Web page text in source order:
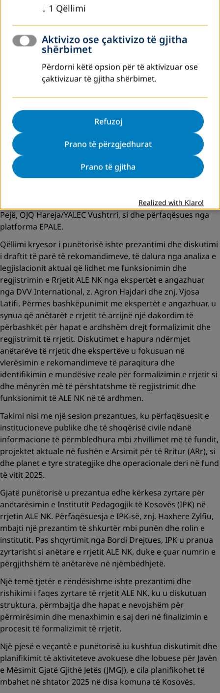
Më 10 korrik 2025, u mbajt punëtoria njëditore e Rrjetit për
Arsimin dhe Edukimin e të Rriturve në Kosovë – ALE NK, e
Në këtë punëtori morën pjesë 16 persona, përfaqësues të
institucioneve publike si: Ministria e Arsimit, Shkencës,
Teknologjisë dhe Inovacionit (MASHTI), Agjencia për Arsim
dhe Aftësim Profesional dhe Arsimin e të Rriturve
(AAAPARr), Agjencia e Punësimit e Republikës së Kosovës
(APRK), si dhe organizata të shoqërisë civile, përfshirë: DVV
Europian i Kosovës (ECK), OJQ THY/YALEC Prizren, YALEC
Pejë, OJQ Hareja/YALEC Vushtrri, si dhe përfaqësues nga
platforma EPALE.
Qëllimi kryesor i punëtorisë ishte prezantimi dhe diskutimi
i draftit të parë të rekomandimeve, të dalura nga analiza e
legjislacionit aktual që lidhet me funksionimin dhe
regjistrimin e Rrjetit ALE NK nga ekspertët e angazhuar
nga DVV International, z. Agron Hajdari dhe znj. Vjosa
Latifi. Përmes bashkëpunimit me ekspertët e angazhuar, u
synua që anëtarët e rrjetit të arrijnë një dakordim të
përbashkët për hapat e ardhshëm drejt formalizimit dhe
regjistrimit të rrjetit. Diskutimet e hapura ndërmjet
anëtarëve të rrjetit dhe ekspertëve u fokusuan në
vlerësimin e rekomandimeve të paraqitura dhe
identifikimin e mundësive reale për formalizimin e rrjetit si
dhe mënyrën më të përshtatshme të regjistrimit dhe
funksionimit të ALE NK në të ardhmen.
Takimi nisi me një sesion prezantues, ku përfaqësuesit e
institucioneve publike dhe të shoqërisë civile ndanë
informacione të përmbledhura mbi zhvillimet më të fundit,
projektet aktuale në fushën e Arsimit për të Rritur (ARr), si
dhe planet e tyre strategjike dhe operacionale deri në fund
të vitit 2025.
Gjatë punëtorisë u prezantua edhe kërkesa zyrtare për
anëtarësimin e Institutit Pedagogjik të Kosovës (IPK) në
rrjetin ALE NK. Përfaqësuesja e IPK-së, znj. Haxhere Zylfiu,
mbajti një prezantim të shkurtër mbi punën dhe rolin e
institutit. Pas shqyrtimit nga Bordi Drejtues, IPK u pranua
zyrtarisht si anëtare e rrjetit ALE NK, duke e çuar numrin e
përgjithshëm të anëtarëve në njëmbëdhjetë.
Një temë tjetër e rëndësishme ishte prezantimi dhe
rishikimi i faqes zyrtare të rrjetit ALE NK, ku u diskutuan
struktura, përmbajtja dhe hapat e nevojshëm për
përmirësimin dhe menaxhimin e saj deri në finalizimin e
procesit të formalizimit të rrjetit.
Një pjesë e veçantë e punëtorisë iu kushtua diskutimit dhe
planifikimit të aktiviteteve avokuese dhe lobuese për Javën
e Mësimit Gjatë Gjithë Jetës (JMGJ), e cila planifikohet të
mbahet në shtator 2025 në disa komuna të Kosovës.
↓ 1 Qëllimi
Aktivizo ose çaktivizo të gjitha
shërbimet
Përdorni këtë opsion për të aktivizuar ose
çaktivizuar të gjitha shërbimet.
Refuzoj
Prano të përzgjedhurat
Prano të gjitha
Realized with Klaro!